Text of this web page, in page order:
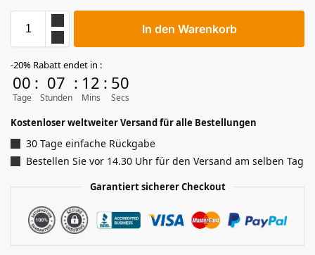
In den Warenkorb
-20% Rabatt endet in :
00
Tage
: 07
Stunden
: 12
Mins
: 49
Secs
Kostenloser weltweiter Versand für alle Bestellungen
30 Tage einfache Rückgabe
Bestellen Sie vor 14.30 Uhr für den Versand am selben Tag
Garantiert sicherer Checkout